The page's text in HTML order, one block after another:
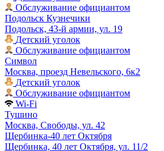
Обслуживание официантом
Подольск Кузнечики
Подольск, 43-й армии, ул. 19
Детский уголок
Обслуживание официантом
Символ
Москва, проезд Невельского, 6к2
Детский уголок
Обслуживание официантом
Wi-Fi
Тушино
Москва, Свободы, ул. 42
Щербинка-40 лет Октября
Щербинка, 40 лет Октября, ул. 11/2